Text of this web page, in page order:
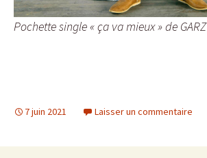
Pochette single « ça va mieux » de GARZ
7 juin 2021 Laisser un commentaire